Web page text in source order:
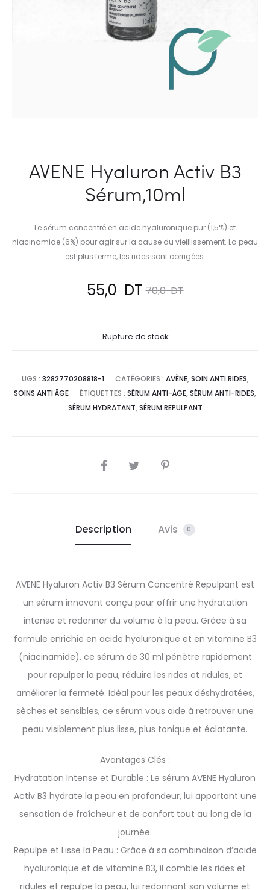
AVENE Hyaluron Activ B3
Sérum,10ml
Le sérum concentré en acide hyaluronique pur (1,5%) et
niacinamide (6%) pour agir sur la cause du vieillissement. La peau
est plus ferme, les rides sont corrigées.
70,0DT
Le
initial
était :
70,0
55,0 DT
est :
55,0
Rupture de stock
UGS : 3282770208818-1 CATÉGORIES : AVÈNE, SOIN ANTI RIDES,
SOINS ANTI ÂGE
ÉTIQUETTES : SÉRUM ANTI-ÂGE, SÉRUM ANTI-RIDES,
SÉRUM HYDRATANT, SÉRUM REPULPANT
SHARE
Description Avis 0
AVENE Hyaluron Activ B3 Sérum Concentré Repulpant est
un sérum innovant conçu pour offrir une hydratation
intense et redonner du volume à la peau. Grâce à sa
formule enrichie en acide hyaluronique et en vitamine B3
(niacinamide), ce sérum de 30 ml pénètre rapidement
pour repulper la peau, réduire les rides et ridules, et
améliorer la fermeté. Idéal pour les peaux déshydratées,
sèches et sensibles, ce sérum vous aide à retrouver une
peau visiblement plus lisse, plus tonique et éclatante.
Avantages Clés :
Hydratation Intense et Durable : Le sérum AVENE Hyaluron
Activ B3 hydrate la peau en profondeur, lui apportant une
sensation de fraîcheur et de confort tout au long de la
journée.
Repulpe et Lisse la Peau : Grâce à sa combinaison d’acide
hyaluronique et de vitamine B3, il comble les rides et
ridules et repulpe la peau, lui redonnant son volume et